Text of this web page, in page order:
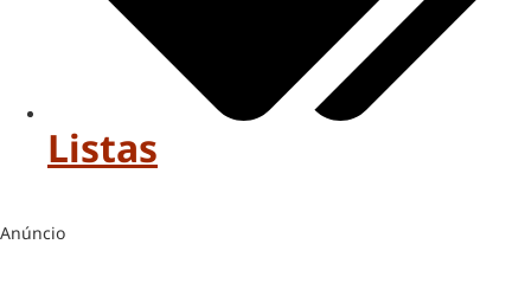
Listas
Anúncio